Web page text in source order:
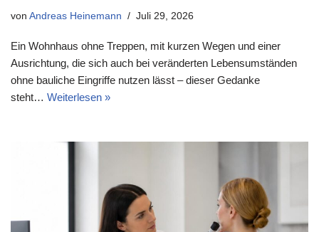
von Andreas Heinemann Juli 29, 2026
Ein Wohnhaus ohne Treppen, mit kurzen Wegen und einer
Ausrichtung, die sich auch bei veränderten Lebensumständen
ohne bauliche Eingriffe nutzen lässt – dieser Gedanke
steht… Weiterlesen »